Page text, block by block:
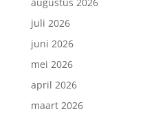
juli 2026
juni 2026
mei 2026
april 2026
maart 2026